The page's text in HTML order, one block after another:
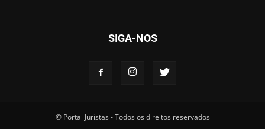
SIGA-NOS
© Portal Juristas - Todos os direitos reservados